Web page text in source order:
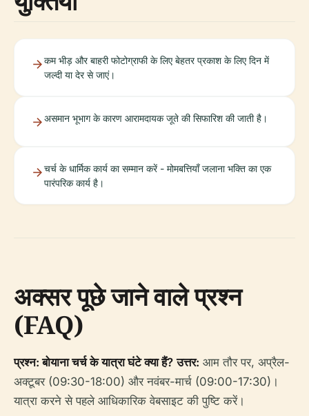
कम भीड़ और बाहरी फोटोग्राफी के लिए बेहतर प्रकाश के लिए दिन में
जल्दी या देर से जाएं।
असमान भूभाग के कारण आरामदायक जूते की सिफारिश की जाती है।
चर्च के धार्मिक कार्य का सम्मान करें - मोमबत्तियाँ जलाना भक्ति का एक
पारंपरिक कार्य है।
अक्सर पूछे जाने वाले प्रश्न
(FAQ)
प्रश्न: बोयाना चर्च के यात्रा घंटे क्या हैं? उत्तर: आम तौर पर, अप्रैल-
अक्टूबर (09:30-18:00) और नवंबर-मार्च (09:00-17:30)।
यात्रा करने से पहले आधिकारिक वेबसाइट की पुष्टि करें।